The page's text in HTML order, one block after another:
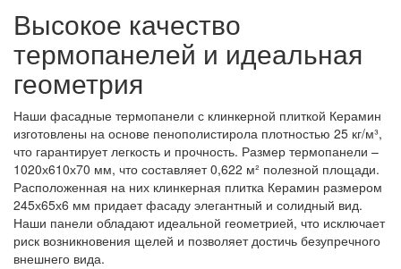
Высокое качество
термопанелей и идеальная
геометрия
Наши фасадные термопанели с клинкерной плиткой Керамин
изготовлены на основе пенополистирола плотностью 25 кг/м³,
что гарантирует легкость и прочность. Размер термопанели –
1020х610х70 мм, что составляет 0,622 м² полезной площади.
Расположенная на них клинкерная плитка Керамин размером
245х65х6 мм придает фасаду элегантный и солидный вид.
Наши панели обладают идеальной геометрией, что исключает
риск возникновения щелей и позволяет достичь безупречного
внешнего вида.